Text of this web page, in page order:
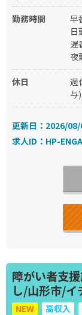
勤務時間 早
日
遅
夜
休日
週
与
更新日：2026/
求人ID：HP-
障がい者支
し/山形市/イ
NEW 高収入